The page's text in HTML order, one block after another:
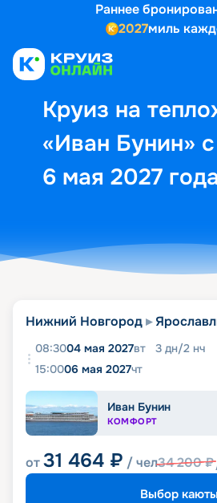
Раннее
2027миль
Круиз на
«Иван Бунин»
6 мая 2027
Выбор кают
Нижний Новгород
08:3004 мая 2027вт 3 дн/2 нч
15:0006 мая 2027чт
Иван Бунин
КОМФОРТ
от31 464 ₽ / чел34 200₽
Выбор каюты